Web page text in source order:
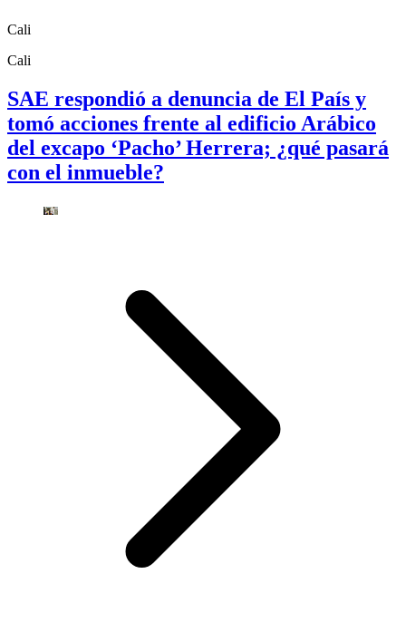
Cali
Cali
SAE respondió a denuncia de El País y
tomó acciones frente al edificio Arábico
del excapo ‘Pacho’ Herrera; ¿qué pasará
con el inmueble?